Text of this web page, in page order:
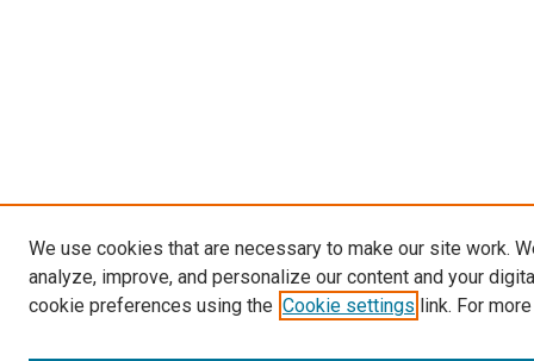
We use cookies that are necessary to make our site work.
analyze, improve, and personalize our content and your
cookie preferences using the Cookie settings link. For